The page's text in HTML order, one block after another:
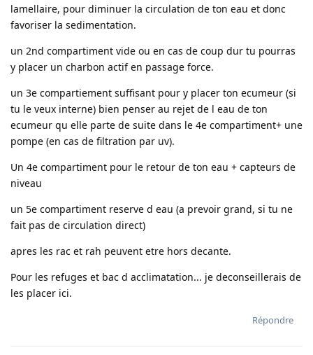
lamellaire, pour diminuer la circulation de ton eau et donc
favoriser la sedimentation.
un 2nd compartiment vide ou en cas de coup dur tu pourras
y placer un charbon actif en passage force.
un 3e compartiement suffisant pour y placer ton ecumeur (si
tu le veux interne) bien penser au rejet de l eau de ton
ecumeur qu elle parte de suite dans le 4e compartiment+ une
pompe (en cas de filtration par uv).
Un 4e compartiment pour le retour de ton eau + capteurs de
niveau
un 5e compartiment reserve d eau (a prevoir grand, si tu ne
fait pas de circulation direct)
apres les rac et rah peuvent etre hors decante.
Pour les refuges et bac d acclimatation... je deconseillerais de
les placer ici.
Répondre